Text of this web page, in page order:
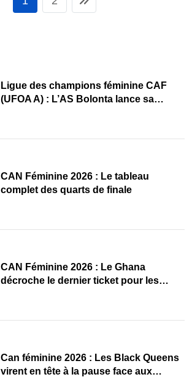
Ligue des champions féminine CAF
(UFOA A) : L’AS Bolonta lance sa
CAN Féminine 2026 : Le tableau
complet des quarts de finale
CAN Féminine 2026 : Le Ghana
décroche le dernier ticket pour les
‎Can féminine 2026 : Les Black Queens
virent en tête à la pause face aux